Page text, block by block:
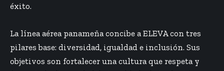
éxito.
La línea aérea panameña concibe a ELEVA con tres
pilares base: diversidad, igualdad e inclusión. Sus
objetivos son fortalecer una cultura que respeta y